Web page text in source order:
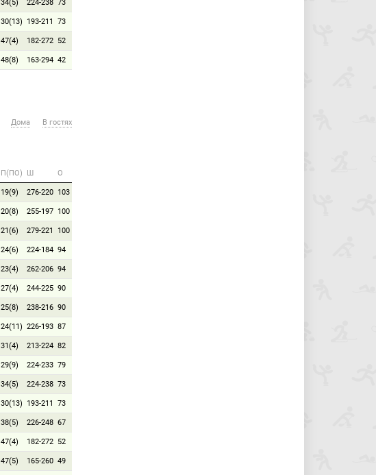
34(5) 224-238 73
30(13) 193-211 73
47(4) 182-272 52
48(8) 163-294 42
Дома В гостях
П(ПО) Ш О
19(9) 276-220 103
20(8) 255-197 100
21(6) 279-221 100
24(6) 224-184 94
23(4) 262-206 94
27(4) 244-225 90
25(8) 238-216 90
24(11) 226-193 87
31(4) 213-224 82
29(9) 224-233 79
34(5) 224-238 73
30(13) 193-211 73
38(5) 226-248 67
47(4) 182-272 52
47(5) 165-260 49